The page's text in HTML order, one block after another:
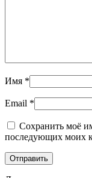
Имя *
Email *
Сохранить моё
последующих моих